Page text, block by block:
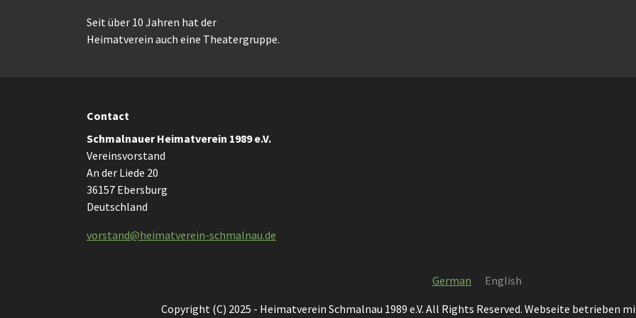
Seit über 10 Jahren hat der
Heimatverein auch eine Theatergruppe.
Contact
Schmalnauer Heimatverein 1989 e.V.
Vereinsvorstand
An der Liede 20
36157 Ebersburg
Deutschland
vorstand@heimatverein-schmalnau.de
German
English
Copyright (C) 2025 - Heimatverein Schmalnau 1989 e.V. All Rights Reserved. Webseite betrieben